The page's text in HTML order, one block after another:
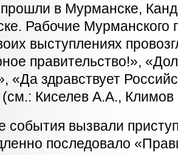
в Мурманске,
Рабочие Мурманского
выступлениях
правительство!»,
«Да здравствует
(см.: Киселев А.А.,
вызвали
последовало